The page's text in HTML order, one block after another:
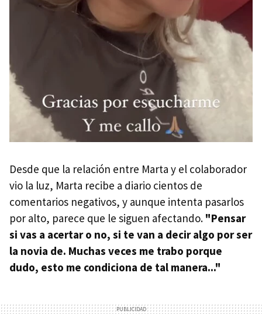
Desde que la relación entre Marta y el colaborador
vio la luz, Marta recibe a diario cientos de
comentarios negativos, y aunque intenta pasarlos
por alto, parece que le siguen afectando. "Pensar
si vas a acertar o no, si te van a decir algo por ser
la novia de. Muchas veces me trabo porque
dudo, esto me condiciona de tal manera..."